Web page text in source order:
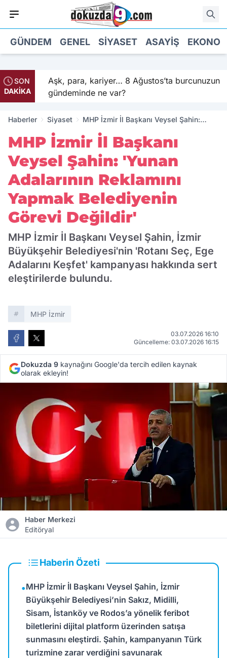
GÜNDEM GENEL SIYASET ASAYIŞ
SON
DAKİKA
İşte
Aşk, para, kariyer… 8 Ağustos’ta burcunuzun
gündeminde ne var?
Haberler Siyaset
MHP İzmir İl Başkanı Veysel Şahin:
Belediyenin Görevi Değildir'
MHP İzmir İl Başkanı
Veysel Şahin: 'Yunan
Adalarının Reklamını
Yapmak Belediyenin
Görevi Değildir'
MHP İzmir İl Başkanı Veysel Şahin, İzmir
Büyükşehir Belediyesi'nin 'Rotanı Seç, Ege
Adalarını Keşfet' kampanyası hakkında sert
eleştirilerde bulundu.
MHP İzmir
03.07.2026 16:10
Güncelleme: 03.07.2026 16:15
Dokuzda 9 kaynağını Google'da tercih edilen kaynak
olarak ekleyin!
Haber Merkezi
Editöryal
Haberin Özeti
•MHP İzmir İl Başkanı Veysel Şahin, İzmir
Büyükşehir Belediyesi’nin Sakız, Midilli,
Sisam, İstanköy ve Rodos’a yönelik feribot
biletlerini dijital platform üzerinden satışa
sunmasını eleştirdi. Şahin, kampanyanın Türk
turizmine zarar verdiğini savunarak